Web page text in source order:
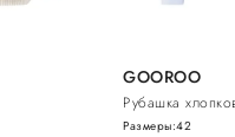
GOOROO
Рубашка
Размеры:42